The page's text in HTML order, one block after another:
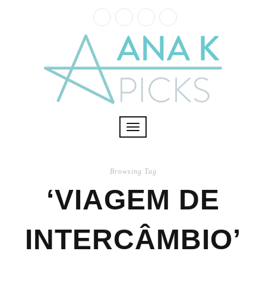
Toggle
Browsing Tag
‘VIAGEM DE
INTERCÂMBIO’